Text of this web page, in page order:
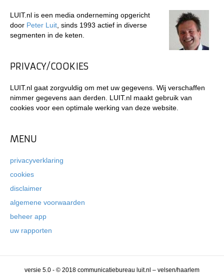
LUIT.nl is een media onderneming opgericht
door Peter Luit , sinds 1993 actief in diverse
segmenten in de keten.
PRIVACY/COOKIES
LUIT.nl gaat zorgvuldig om met uw gegevens. Wij verschaffen
nimmer gegevens aan derden. LUIT.nl maakt gebruik van
cookies voor een optimale werking van deze website.
MENU
privacyverklaring
cookies
disclaimer
algemene voorwaarden
beheer app
uw rapporten
versie 5.0 - © 2018 communicatiebureau luit.nl – velsen/haarlem